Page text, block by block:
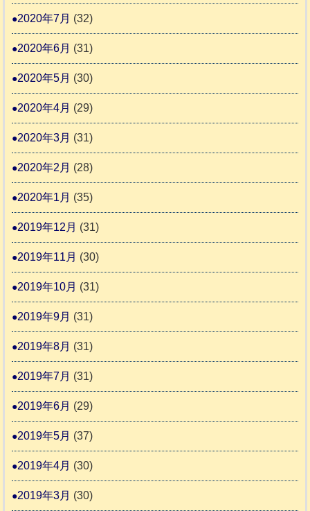
2020年7月 (32)
2020年6月 (31)
2020年5月 (30)
2020年4月 (29)
2020年3月 (31)
2020年2月 (28)
2020年1月 (35)
2019年12月 (31)
2019年11月 (30)
2019年10月 (31)
2019年9月 (31)
2019年8月 (31)
2019年7月 (31)
2019年6月 (29)
2019年5月 (37)
2019年4月 (30)
2019年3月 (30)